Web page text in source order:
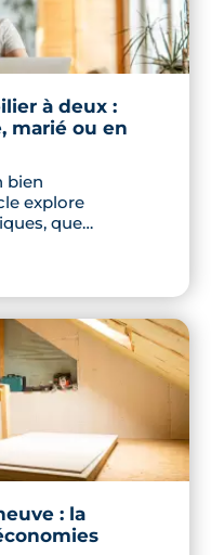
à deux :
marié ou en
bien
explore
que
les
: la